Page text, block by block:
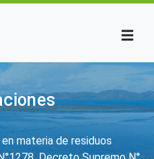
de ayuda a la
materia de residuos